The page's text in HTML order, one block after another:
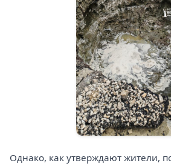
Однако, как утверждают жители,